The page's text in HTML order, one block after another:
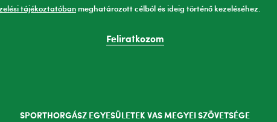
tájékoztatóbanmeghatározott célból és ideig történő kezeléséhez.
Feliratkozom
SPORTHORGÁSZ EGYESÜLETEK VAS MEGYEI SZÖVETSÉGE